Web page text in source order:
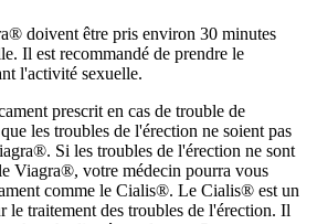
doivent être pris environ 30 minutes
Il est recommandé de prendre le
l'activité sexuelle.
prescrit en cas de trouble de
les troubles de l'érection ne soient pas
Si les troubles de l'érection ne sont
Viagra®, votre médecin pourra vous
comme le Cialis®. Le Cialis® est un
le traitement des troubles de l'érection. Il